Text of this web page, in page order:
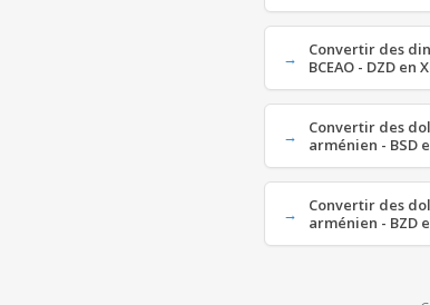
Convertir des
BCEAO - DZD en
Convertir des
arménien - BSD
Convertir des
arménien - BZD